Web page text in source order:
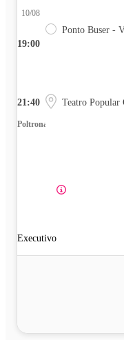
19:00
10/08
Ponto Buser -
21:40 Teatro Popular
Poltrona
Executivo